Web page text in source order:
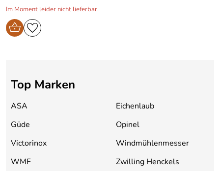
Im Moment leider nicht lieferbar.
Top Marken
ASA
Eichenlaub
Güde
Opinel
Victorinox
Windmühlenmesser
WMF
Zwilling Henckels